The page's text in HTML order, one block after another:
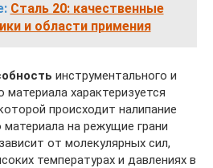
Сталь 20: качественные
и области примения
инструментального и
характеризуется
происходит налипание
на режущие грани
от молекулярных сил,
температурах и давлениях в